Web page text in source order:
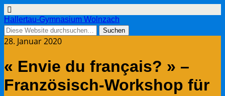
Hallertau-Gymnasium Wolnzach
28. Januar 2020
« Envie du français? » –
Französisch-Workshop für